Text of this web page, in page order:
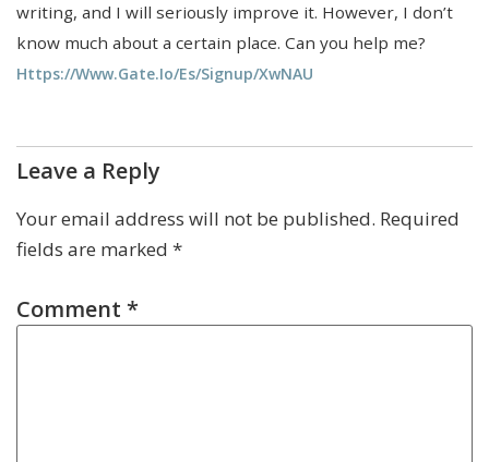
writing, and I will seriously improve it. However, I don’t
know much about a certain place. Can you help me?
Https://www.gate.io/es/signup/XwNAU
Leave a Reply
Your email address will not be published. Required
fields are marked *
Comment *